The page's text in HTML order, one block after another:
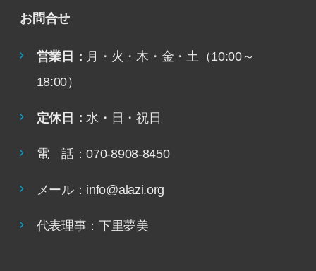
お問合せ
営業日： 月・火・木・金・土（10:00～
18:00）
定休日：水・日・祝日
電 話：070-8908-8450
メール：info@alazi.org
代表理事：下里夢美